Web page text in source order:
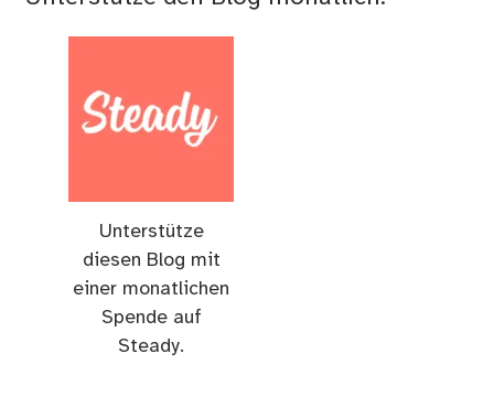
Unterstütze
diesen Blog mit
einer monatlichen
Spende auf
Steady.